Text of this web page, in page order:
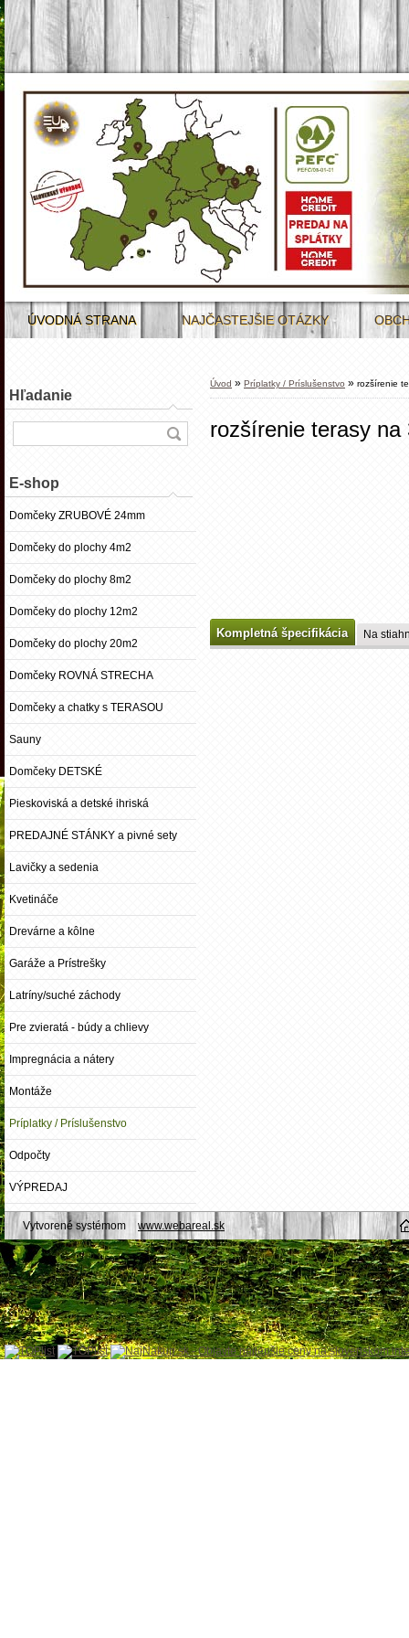
ÚVODNÁ STRANA NAJČASTEJŠIE OTÁZKY
Hľadanie
E-shop
Domčeky ZRUBOVÉ 24mm
Domčeky do plochy 4m2
Domčeky do plochy 8m2
Domčeky do plochy 12m2
Domčeky do plochy 20m2
Domčeky ROVNÁ STRECHA
Domčeky a chatky s TERASOU
Sauny
Domčeky DETSKÉ
Pieskoviská a detské ihriská
PREDAJNÉ STÁNKY a pivné sety
Lavičky a sedenia
Kvetináče
Drevárne a kôlne
Garáže a Prístrešky
Latríny/suché záchody
Pre zvieratá - búdy a chlievy
Impregnácia a nátery
Montáže
Príplatky / Príslušenstvo
Odpočty
VÝPREDAJ
Úvod » Príplatky / Príslušenstvo » rozšírenie
rozšírenie terasy
Kompletná špecifikácia Na
Vytvorené systémom www.webareal.sk